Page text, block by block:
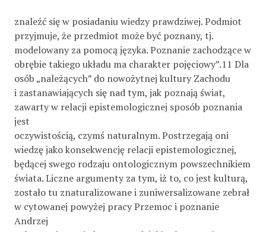
znaleźć się w posiadaniu wiedzy prawdziwej. Podmiot
przyjmuje, że przedmiot może być poznany, tj.
modelowany za pomocą języka. Poznanie zachodzące w
obrębie takiego układu ma charakter pojęciowy”.11 Dla
osób „należących” do nowożytnej kultury Zachodu
i zastanawiających się nad tym, jak poznają świat,
zawarty w relacji epistemologicznej sposób poznania
jest
oczywistością, czymś naturalnym. Postrzegają oni
wiedzę jako konsekwencję relacji epistemologicznej,
będącej swego rodzaju ontologicznym powszechnikiem
świata. Liczne argumenty za tym, iż to, co jest kulturą,
zostało tu znaturalizowane i zuniwersalizowane zebrał
w cytowanej powyżej pracy Przemoc i poznanie
Andrzej